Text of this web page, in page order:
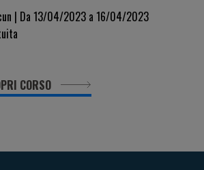
| Da 13/04/2023 a 16/04/2023
CORSO